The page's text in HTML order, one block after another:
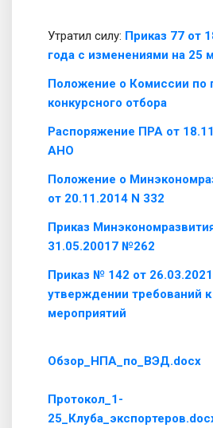
Утратил силу: Приказ 77 от
года с изменениями на 25
Положение о Комиссии по
конкурсного отбора
Распоряжение ПРА от
АНО
Положение о
от 20.11.2014 N 332
Приказ
31.05.20017 №262
Приказ № 142 от
утверждении требований
мероприятий
Обзор_НПА_по_ВЭД.docx
Протокол_1-